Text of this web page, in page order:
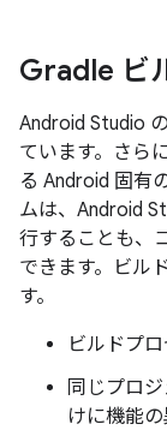
Gradle ビ
Android Studio
ています。さらに
る Android 固有
ムは、Android
行することも、
できます。ビル
す。
ビルドプ
同じプロ
けに機能の